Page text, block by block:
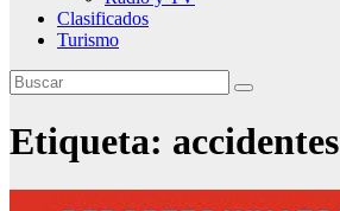
Clasificados
Turismo
Etiqueta: accidentes